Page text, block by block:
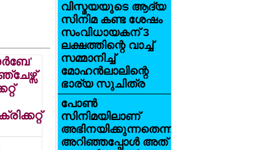
വിസ്മയയുടെ ആദ്യ
സിനിമ കണ്ട ശേഷം
സംവിധായകന് 3
ലക്ഷത്തിന്റെ വാച്ച്
സമ്മാനിച്ച്
മോഹന്‍ലാലിന്റെ
ഭാര്യ സുചിത്ര
പോണ്‍
സിനിമയിലാണ്
അഭിനയിക്കുന്നതെന്ന്
അറിഞ്ഞപ്പോള്‍ അത്